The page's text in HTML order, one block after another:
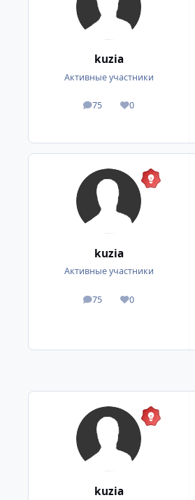
kuzia
Активные участники
75
посты 0
Репутация
kuzia
Активные участники
75
посты 0
Репутация
kuzia